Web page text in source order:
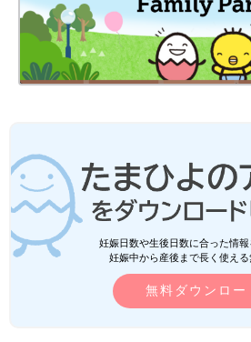
妊娠日数や生後日数に合った情
妊娠中から産後まで長く使える
無料ダウンロー